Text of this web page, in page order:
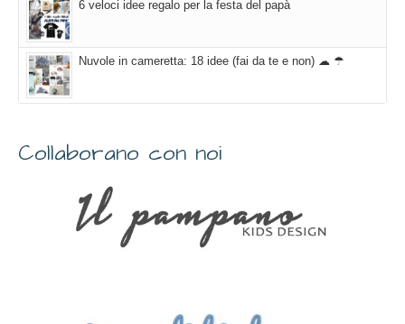
6 veloci idee regalo per la festa del papà
Nuvole in cameretta: 18 idee (fai da te e non) ☁ ☂
Collaborano con noi